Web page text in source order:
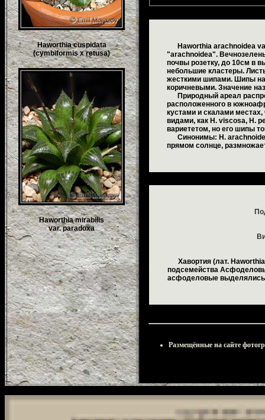
Haworthia cuspidata
(cymbiformis x retusa)
Haworthia mirabilis
var. paradoxa
Haworthia arachnoidea
"arachnoidea".
почвы розетку, до 10см в
небольшие кластеры.
жесткими шипами. Шипы на
коричневыми. Значение
Природный ареал
расположенного в
кустами и скалами
видами, как H. viscosa, H.
вариететом, но его шипы
Синонимы: H. arachnoidea
прямом солнце,
Хавортия (лат.
подсемейства
асфоделовые выделялись
Размещённые на сайте